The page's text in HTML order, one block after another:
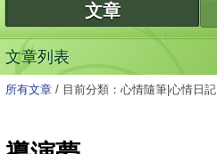
文章
文章列表
所有文章 / 目前分類：心情隨筆|心情日記